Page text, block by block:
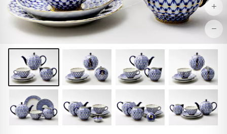
+
−